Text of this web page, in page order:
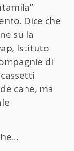
Dice che
sulla
Istituto
di
cane, ma